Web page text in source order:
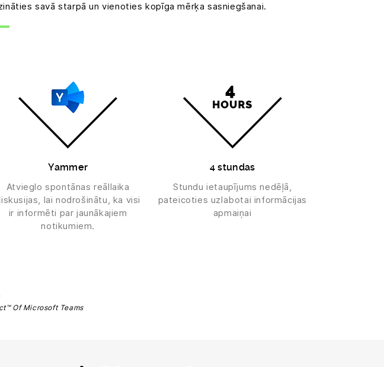
savā starpā un vienoties kopīga mērķa sasniegšanai.
Yammer
Atvieglo spontānas reāllaika
lai nodrošinātu, ka visi
ir informēti par jaunākajiem
notikumiem.
4 stundas
Stundu ietaupījums nedēļā,
pateicoties uzlabotai informācijas
apmaiņai
Of Microsoft Teams